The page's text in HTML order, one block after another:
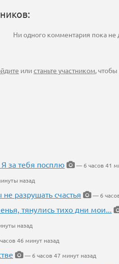
Ни одного комментария пока не
илистаньте участником,
за тебя посплю
— 6 часов 41
назад
разрушать счастья
— 6
тянулись тихо дни мои...
назад
46 минут назад
— 6 часов 47 минут назад